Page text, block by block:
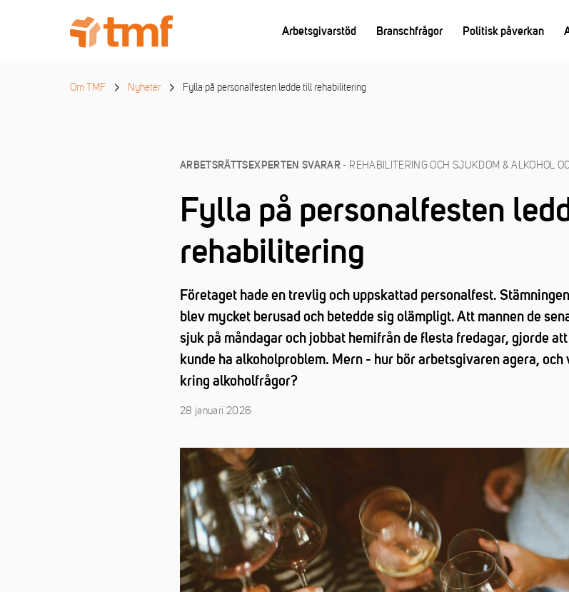
Arbetsgivarstöd Branschfrågor Politisk påverkan
Om TMF Nyheter Fylla på personalfesten ledde till rehabilitering
ARBETSRÄTTSEXPERTEN SVARAR - REHABILITERING OCH SJUKDOM & ALKOHOL
Fylla på personalfesten
rehabilitering
Företaget hade en trevlig och uppskattad personalfest.
blev mycket berusad och betedde sig olämpligt. Att mannen de
sjuk på måndagar och jobbat hemifrån de flesta fredagar, gjorde
kunde ha alkoholproblem. Mern - hur bör arbetsgivaren agera,
kring alkoholfrågor?
28 januari 2026